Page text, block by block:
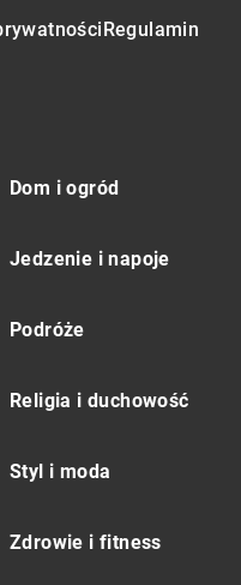
Regulamin
Dom i ogród
Jedzenie i napoje
Podróże
Religia i duchowość
Styl i moda
Zdrowie i fitness